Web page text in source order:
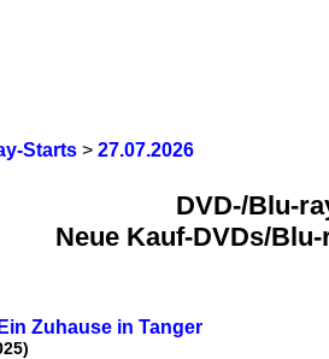
Starts> 27.07.2026
DVD-/Blu-
Neue Kauf-DVDs/
Zuhause in Tanger